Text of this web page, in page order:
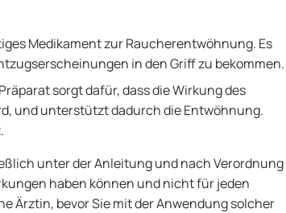
Medikament zur Raucherentwöhnung. Es
in den Griff zu bekommen.
sorgt dafür, dass die Wirkung des
und unterstützt dadurch die Entwöhnung.
unter der Anleitung und nach Verordnung
haben können und nicht für jeden
Ärztin, bevor Sie mit der Anwendung solcher